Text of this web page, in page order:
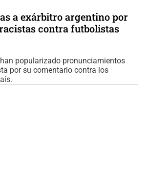
a exárbitro argentino por
contra futbolistas
popularizado pronunciamientos
por su comentario contra los